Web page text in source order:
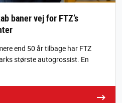
baner vej for FTZ’s
end 50 år tilbage har FTZ
største autogrossist. En